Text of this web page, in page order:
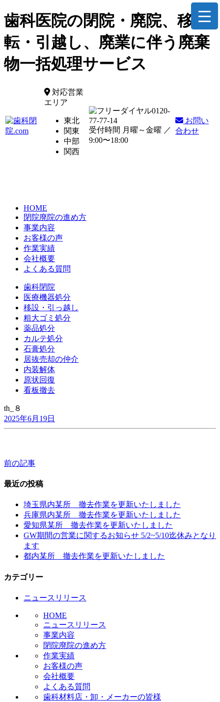
歯科医院の閉院・廃院、移
転・引越し、廃業に伴う廃棄
物一括処理サービス
対応営業
エリア
東北
関東
中部
関西
0120-
77-77-14
受付時間 月曜～金曜 ／
9:00〜18:00
お問い
合わせ
HOME
閉院廃院の進め方
事業内容
お客様の声
作業実績
会社概要
よくある質問
歯科閉院
医療機器処分
移設・引っ越し
粗大ゴミ処分
薬品処分
カルテ処分
石膏処分
居抜売却の仲介
内装解体
原状回復
看板撤去
th_８
2025年6月19日
投
稿
ョ
前の記事
最近の投稿
埼玉県内某所 撤去作業を更新いたしました
兵庫県内某所 撤去作業を更新いたしました
愛知県某所 撤去作業を更新いたしました
GW期間の営業に関するお知らせ 5/2~5/10迄休みとなり
ます
都内某所 撤去作業を更新いたしました
カテゴリー
ニュースリリース
HOME
ニュースリリース
事業内容
閉院廃院の進め方
作業実績
お客様の声
会社概要
よくある質問
歯科材料店・卸・メーカーの皆様